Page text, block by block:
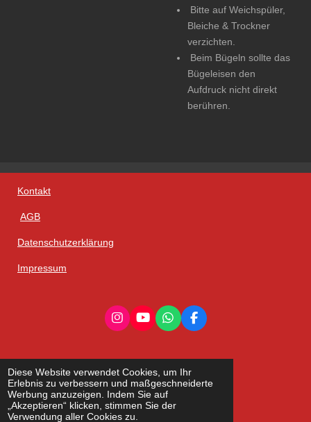
Diese Website verwendet Cookies, um Ihr
Erlebnis zu verbessern und maßgeschneiderte
Werbung anzuzeigen. Indem Sie auf
„Akzeptieren“ klicken, stimmen Sie der
Verwendung aller Cookies zu.
Bitte auf Weichspüler,
Bleiche & Trockner
verzichten.
Beim Bügeln sollte das
Bügeleisen den
Aufdruck nicht direkt
berühren.
Kontakt
AGB
Datenschutzerklärung
Impressum
I
n
a
g
r
a
m
Y
o
u
b
e
W
h
A
p
p
F
a
o
o